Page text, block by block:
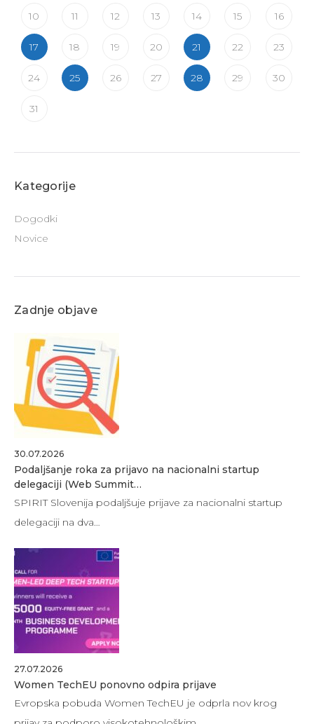
10 11 12 13 14 15 16
17 18 19 20 21 22 23
24 25 26 27 28 29 30
31
Kategorije
Dogodki
Novice
Zadnje objave
30.07.2026
Podaljšanje roka za prijavo na nacionalni startup
delegaciji (Web Summit…
SPIRIT Slovenija podaljšuje prijave za nacionalni startup
delegaciji na dva…
27.07.2026
Women TechEU ponovno odpira prijave
Evropska pobuda Women TechEU je odprla nov krog